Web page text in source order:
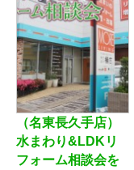
（名東長久手店）
水まわり&LDKリ
フォーム相談会を